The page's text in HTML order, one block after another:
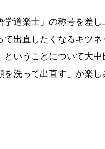
道楽士」の称号を差
出直したくなるキツ
いうことについて大
洗って出直す」か楽し